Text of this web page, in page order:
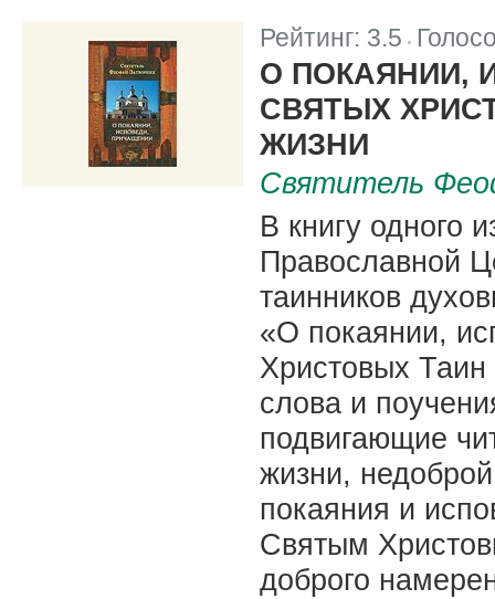
Рейтинг: 3.5
О ПОКАЯНИИ,
СВЯТЫХ
ЖИЗНИ
Святитель
В книгу одного
Православной
таинников
«О покаянии,
Христовых
слова и
подвигающие
жизни,
покаяния и
Святым
доброго